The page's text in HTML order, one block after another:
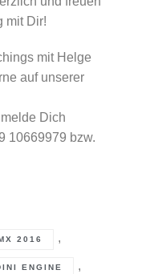
mit Dir!
mit Helge
auf unserer
Dich
10669979 bzw.
2016 ,
ENGINE ,